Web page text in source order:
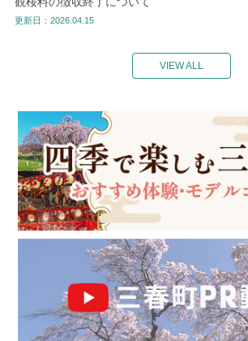
更新日：2026.04.15
VIEW ALL